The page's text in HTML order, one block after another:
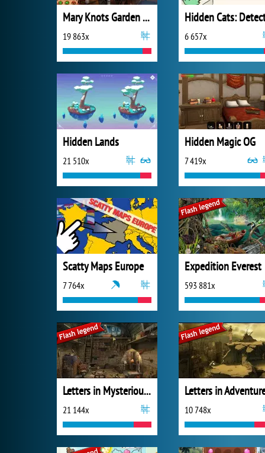
Mary Knots Garden Wedding Hidden Object
19 863x 6 657x
Hidden Lands
21 510x
Hidden Magic OG
7 419x
Scatty Maps Europe
7 764x
Expedition Everest
593 881x
Letters in Mysterious Treasure
21 144x 10 748x